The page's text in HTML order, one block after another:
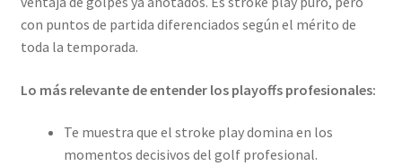
con puntos de partida diferenciados según el mérito de
toda la temporada.
Lo más relevante de entender los playoffs profesionales:
Te muestra que el stroke play domina en los
momentos decisivos del golf profesional.